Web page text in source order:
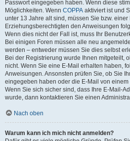
Passwort eingegeben haben. Wenn diese
Möglichkeiten. Wenn COPPA aktiviert ist und
unter 13 Jahre alt sind, müssen Sie bzw.
Erziehungsberechtigten den Anweisungen
Wenn dies nicht der Fall ist, muss Ihr
Bei einigen Foren müssen alle neu
werden – entweder müssen Sie dies selbst
Bei der Registrierung wurde Ihnen mitgeteilt,
nicht. Wenn Sie eine E-Mail erhalten haben,
Anweisungen. Ansonsten prüfen Sie, ob Sie
eingegeben haben oder die E-Mail von
Wenn Sie sich sicher sind, dass Ihre E-Mail-
wurde, dann kontaktieren Sie einen
Nach oben
Warum kann ich mich nicht anmelden?